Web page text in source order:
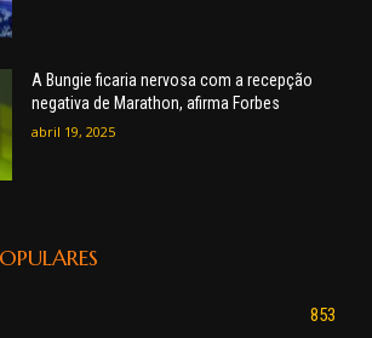
A Bungie ficaria nervosa com a recepção
negativa de Marathon, afirma Forbes
abril 19, 2025
853